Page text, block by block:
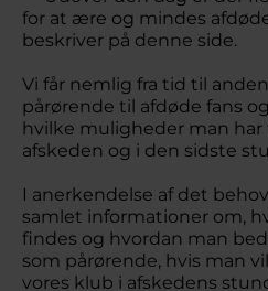
for at ære og mindes afdøde
beskriver på denne side.
Vi får nemlig fra tid til
pårørende til afdøde fans
hvilke muligheder man har
afskeden og i den sidste
I anerkendelse af det
samlet informationer om,
findes og hvordan man
som pårørende, hvis man
vores klub i afskedens